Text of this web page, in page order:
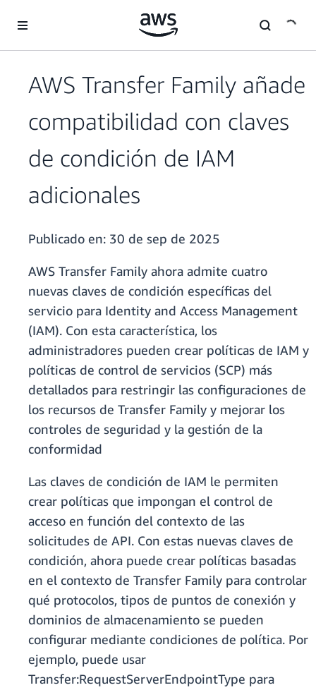
AWS Transfer Family añade
compatibilidad con claves
de condición de IAM
adicionales
Publicado en: 30 de sep de 2025
AWS Transfer Family ahora admite cuatro
nuevas claves de condición específicas del
servicio para Identity and Access Management
(IAM). Con esta característica, los
administradores pueden crear políticas de IAM y
políticas de control de servicios (SCP) más
detallados para restringir las configuraciones de
los recursos de Transfer Family y mejorar los
controles de seguridad y la gestión de la
conformidad
Las claves de condición de IAM le permiten
crear políticas que impongan el control de
acceso en función del contexto de las
solicitudes de API. Con estas nuevas claves de
condición, ahora puede crear políticas basadas
en el contexto de Transfer Family para controlar
qué protocolos, tipos de puntos de conexión y
dominios de almacenamiento se pueden
configurar mediante condiciones de política. Por
ejemplo, puede usar
Transfer:RequestServerEndpointType para